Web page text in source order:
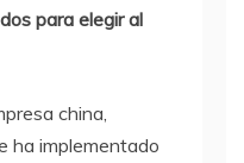
para elegir al
china,
ha implementado